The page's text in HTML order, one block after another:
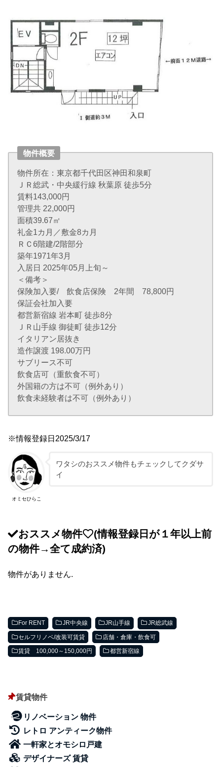
物件概要
物件所在：東京都千代田区神田和泉町
ＪＲ総武・中央緩行線 秋葉原 徒歩5分
賃料143,000円
管理共 22,000円
面積39.67㎡
礼金1カ月／敷金8カ月
ＲＣ6階建/2階部分
築年1971年3月
入居日 2025年05月上旬～
＜備考＞
保険加入要/ 飲食店保険 2年間 78,800円
保証会社加入要
都営新宿線 岩本町 徒歩8分
ＪＲ山手線 御徒町 徒歩12分
イタリアン居抜き
造作譲渡 198.00万円
サブリース不可
飲食店可（重飲食不可）
外国籍の方は不可（例外あり）
飲食未経験者は不可（例外あり）
※情報登録日2025/3/17
オミセひらこ
ワタシのおススメ物件もチェックしてクダサ
イ
おススメ物件
(情報登録日が１年以上前
の物件→全て成約済)
物件がありません.
For RENT JR中央線 JR山手線 JR総武線
セルフリノベ/改装可賃貸 店舗・倉庫・飲食可
賃貸 100,000～150,000円 都営新宿線
賃貸物件
リノベーション 物件
レトロ アンティーク物件
一軒家とオモシロ戸建
デザイナーズ 賃貸